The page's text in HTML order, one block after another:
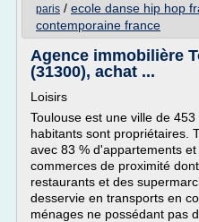
paris / ecole danse hip hop
contemporaine france
Agence immobilière
(31300), achat ...
Loisirs
Toulouse est une ville de
habitants sont propriétaires.
avec 83 % d'appartements
commerces de proximité
restaurants et des
desservie en transports en
ménages ne possédant pas